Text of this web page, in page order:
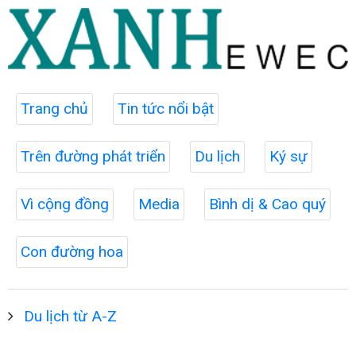
Trang chủ Tin tức nổi bật
Trên đường phát triển Du lịch Ký sự
Vì cộng đồng Media Bình dị & Cao quý
Con đường hoa
Du lịch từ A-Z